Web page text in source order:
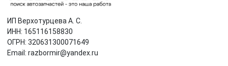
ИП Верхотурцева А. С.
ИНН: 165116158830
ОГРН: 320631300071649
Email: razbormir@yandex.ru